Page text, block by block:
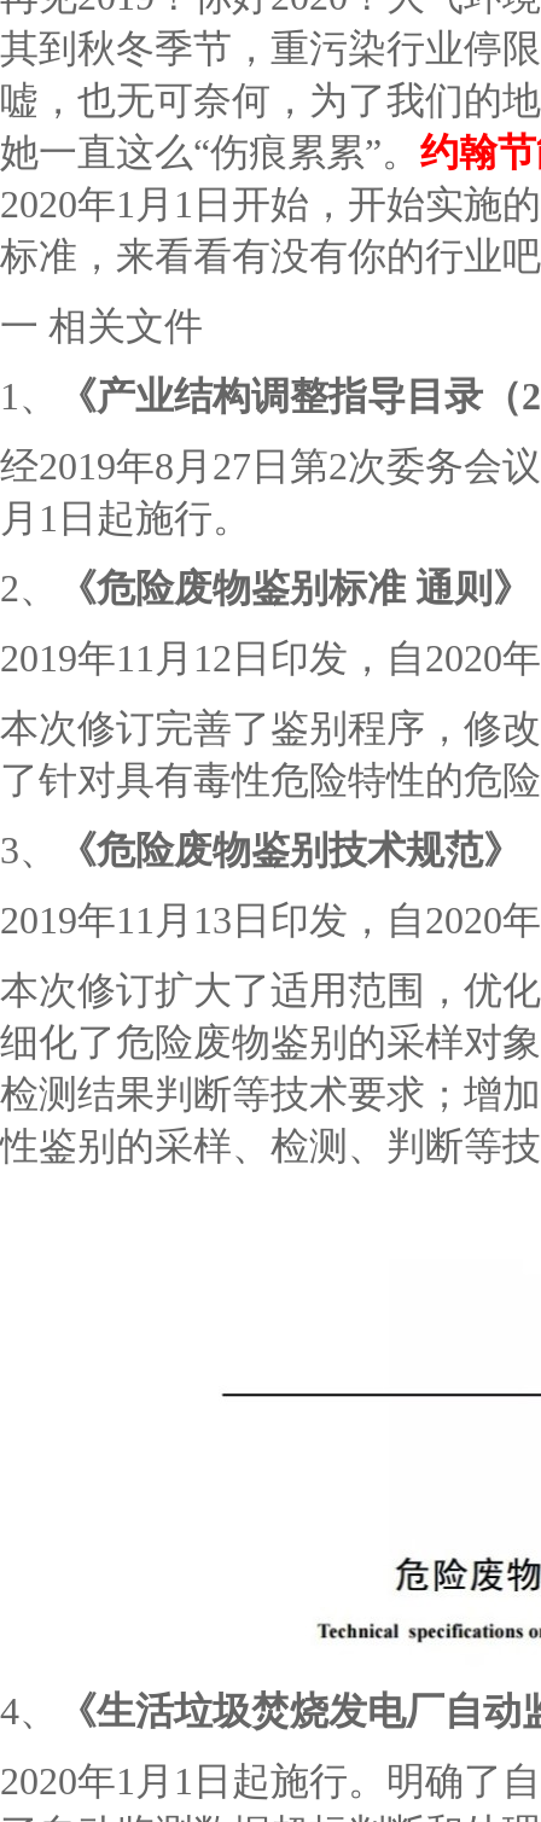
其到秋冬季节，重污染行业停
嘘，也无可奈何，为了我们的
她一直这么“伤痕累累”。 约翰
2020年1月1日开始，开始实施
标准，来看看有没有你的行业
一 相关文件
1、
《产业结构调整指导目录（
经2019年8月27日第2次委务会
月1日起施行。
2、
《危险废物鉴别标准 通则》
2019年11月12日印发，自2020
本次修订完善了鉴别程序，修
了针对具有毒性危险特性的危
3、
《危险废物鉴别技术规范》
2019年11月13日印发，自2020
本次修订扩大了适用范围，优
细化了危险废物鉴别的采样对
检测结果判断等技术要求；增
性鉴别的采样、检测、判断等
4、
《生活垃圾焚烧发电厂自
2020年1月1日起施行。明确了